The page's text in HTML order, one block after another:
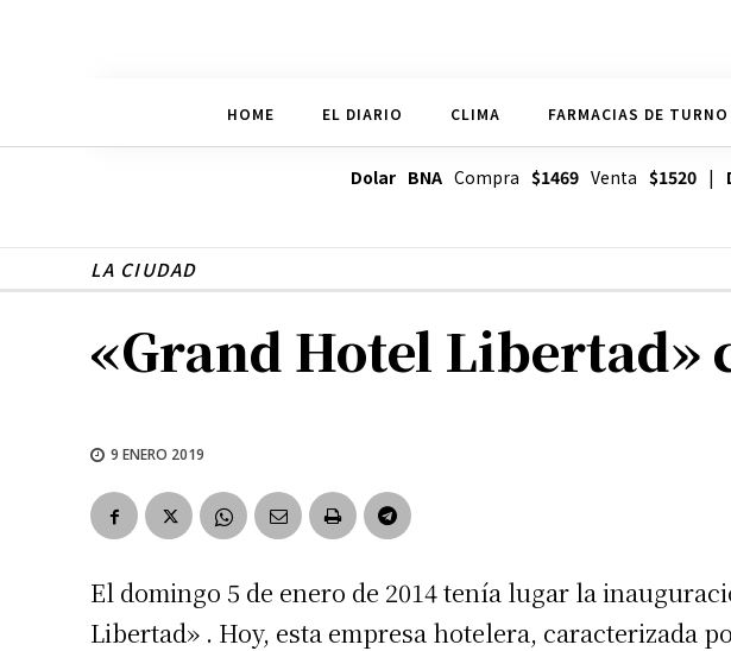
HOME EL DIARIO CLIMA FARMACIAS DE TURNO
Dolar BNACompra $1469Venta $1520|
LA CIUDAD
«Grand Hotel Libertad»
9 ENERO 2019
El domingo 5 de enero de 2014 tenía lugar la
Libertad» . Hoy, esta empresa hotelera, caracterizada